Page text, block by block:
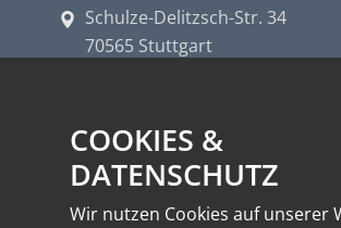
Schulze-Delitzsch-Str. 34
70565 Stuttgart
+49 711 78809-0
+49 711 78809-50
COOKIES &
DATENSCHUTZ
Wir nutzen Cookies auf unserer